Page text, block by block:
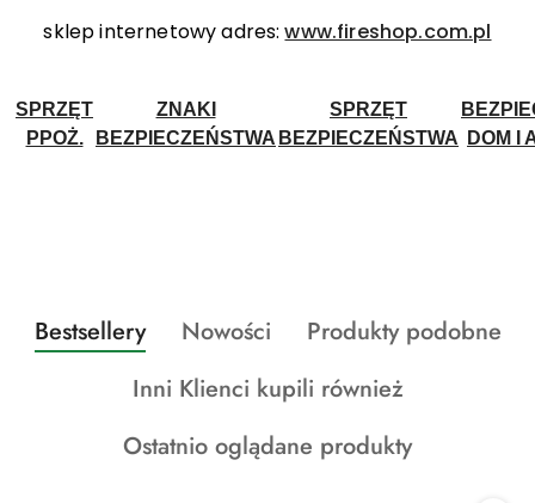
sklep internetowy adres:www.fireshop.com.pl
SPRZĘT
PPOŻ.
ZNAKI
BEZPIECZEŃSTWA
SPRZĘT
BEZPIECZEŃSTWA
DOM I
Pomiń karuzelę produktów
Produkty
o
Bestsellery
Produkty
statusie:
Nowości
Produkty
statusie:
Produkty podobne
Produkty
statusie:
Inni Klienci kupili również
Produkty
Ostatnio oglądane produkty